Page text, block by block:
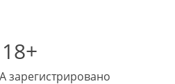
18+
зарегистрировано